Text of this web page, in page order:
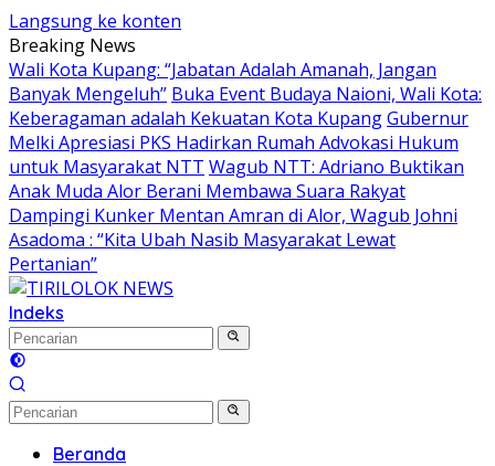
Langsung ke konten
Breaking News
Wali Kota Kupang: “Jabatan Adalah Amanah, Jangan
Banyak Mengeluh” Buka Event Budaya Naioni, Wali Kota:
Keberagaman adalah Kekuatan Kota KupangGubernur
Melki Apresiasi PKS Hadirkan Rumah Advokasi Hukum
untuk Masyarakat NTT Wagub NTT: Adriano Buktikan
Anak Muda Alor Berani Membawa Suara Rakyat
Dampingi Kunker Mentan Amran di Alor, Wagub Johni
Asadoma : “Kita Ubah Nasib Masyarakat Lewat
Pertanian”
Indeks
Beranda